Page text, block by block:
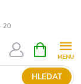
20
HLEDAT
NÁKUPNÍ
KOŠÍK